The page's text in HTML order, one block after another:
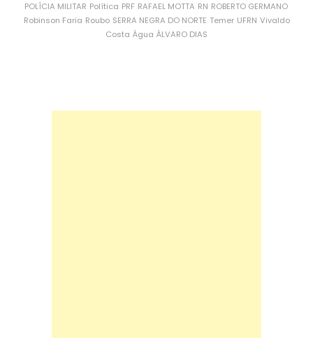
POLÍCIA MILITAR Política PRF RAFAEL MOTTA RN ROBERTO GERMANO
Robinson Faria Roubo SERRA NEGRA DO NORTE Temer UFRN Vivaldo
Costa Água ÁLVARO DIAS